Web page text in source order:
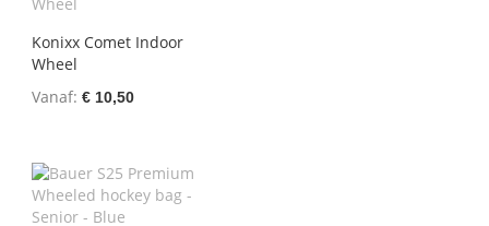
Konixx Comet Indoor
Wheel
Vanaf € 10,50